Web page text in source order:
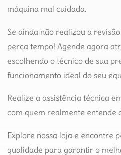
máquina mal cuidada.
Se ainda não realizou a
perca tempo! Agende agora
escolhendo o técnico de sua
funcionamento ideal do seu
Realize a assistência técnica
com quem realmente entende
Explore nossa loja e encontre
qualidade para garantir o